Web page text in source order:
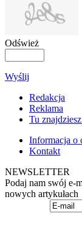
Odśwież
Wyślij
Redakcja
Reklama
Tu
Informacja o
Kontakt
NEWSLETTER
Podaj nam swój e-
nowych artykułach